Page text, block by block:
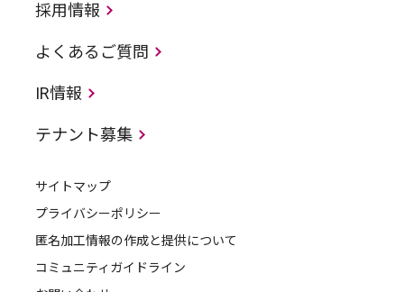
採用情報
よくあるご質問
IR情報
テナント募集
サイトマップ
プライバシーポリシー
匿名加工情報の作成と提供について
コミュニティガイドライン